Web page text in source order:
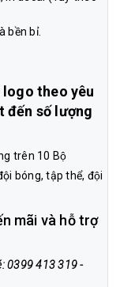
bền bỉ.
logo theo yêu
đến số lượng
trên 10 Bộ
bóng, tập thể, đội
mãi và hỗ trợ
0399 413 319 -